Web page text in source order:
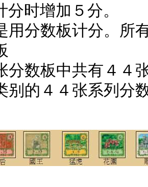
分时增加５分。
分数板计分。所
数板中共有４４
的４４张系列分